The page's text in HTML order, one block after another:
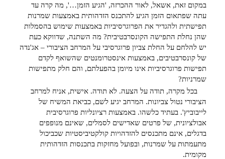
במקום זאת, אשאל, לאור ההכרזה, 'הגיע הזמן…', מה קרה עד
עתה שפתאום הזמן הגיע להתכנס הזדהותית באמצעות שמרנות
תפישתית ולהגדיר את הפרוגרסיביות באמצעות שימוש בהסמלות
שהן נחלת התפישה הקונסרבטיבית? מה השתנה, שדווקא כעת
יש להלחם על החלת צביון פרוגרסיבי על המרחב הציבורי – אג'נדה
של קונסרבטיבים, באמצעות אינסטרומנטים שהשואף לקדם
תפישות פרוגרסיביות אינו מיומן בהפעלתם, והם חלק מתפישות
שמרניות?
בכל מקרה, תודה על הצעה. לא תודה. אישית, אניח למרחב
הציבורי נטול צביונות. המרחב יגיע לשם, כביאת המשיח של
לייבוביץ'. בעתיד כלשהו. באמצעות רציונליות פרוגרסיבית
אבולציונית, של פרטים שאדישים לסמלים, שאינם מנופפים
בדגלים, אינם מתכנסים להזדהויות קולקטיביסטיות שכביכול
מתעמתות על שמרנות, ובפועל מחזקות בתכנסות הזדהותית
מקומית.